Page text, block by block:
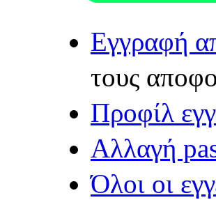
Εγγραφή
τους
Προφίλ
Αλλαγή
Όλοι οι